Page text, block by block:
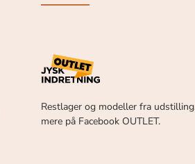
Restlager og modeller fra
mere på Facebook OUTLET.